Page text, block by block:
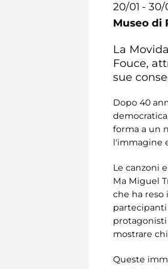
20/01 -
Museo di
La
Fouce,
sue
Dopo 40
forma a un
l'immagine
Le canzoni
Ma Miguel
che ha reso
protagonisti
mostrare
Queste